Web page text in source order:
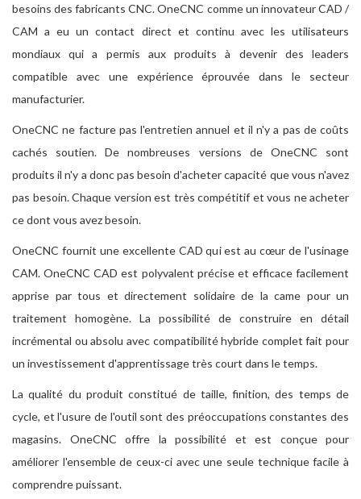
besoins des fabricants CNC. OneCNC comme un innovateur CAD /
CAM a eu un contact direct et continu avec les utilisateurs
mondiaux qui a permis aux produits à devenir des leaders
compatible avec une expérience éprouvée dans le secteur
manufacturier.
OneCNC ne facture pas l'entretien annuel et il n'y a pas de coûts
cachés soutien. De nombreuses versions de OneCNC sont
produits il n'y a donc pas besoin d'acheter capacité que vous n'avez
pas besoin. Chaque version est très compétitif et vous ne acheter
ce dont vous avez besoin.
OneCNC fournit une excellente CAD qui est au cœur de l'usinage
CAM. OneCNC CAD est polyvalent précise et efficace facilement
apprise par tous et directement solidaire de la came pour un
traitement homogène. La possibilité de construire en détail
incrémental ou absolu avec compatibilité hybride complet fait pour
un investissement d'apprentissage très court dans le temps.
La qualité du produit constitué de taille, finition, des temps de
cycle, et l'usure de l'outil sont des préoccupations constantes des
magasins. OneCNC offre la possibilité et est conçue pour
améliorer l'ensemble de ceux-ci avec une seule technique facile à
comprendre puissant.